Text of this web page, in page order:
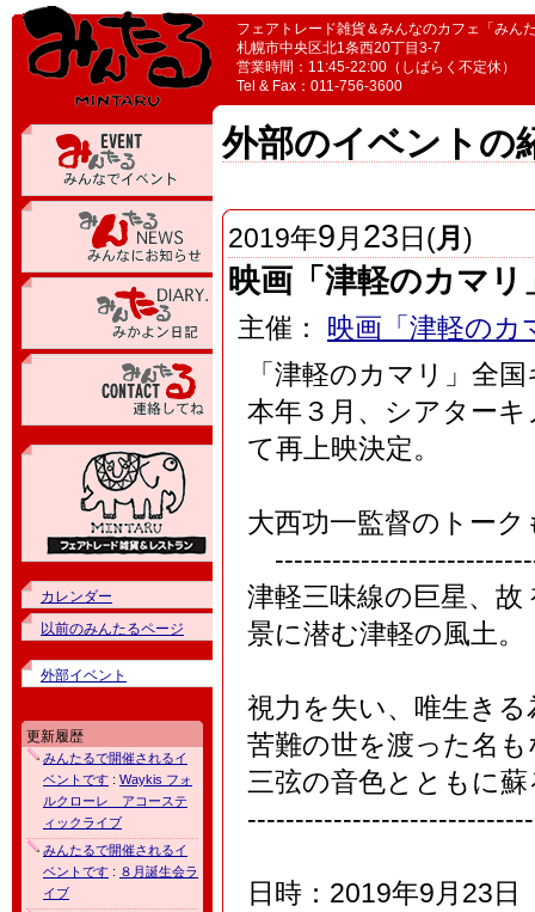
フェアトレード雑貨＆みんなのカフェ「みん
札幌市中央区北1条西20丁目3-7
営業時間：11:45-22:00（しばらく不定休）
Tel & Fax：011-756-3600
カレンダー
以前のみんたるページ
外部イベント
更新履歴
みんたるで開催されるイ
ベントです : Waykis フォ
ルクローレ アコーステ
ィックライブ
みんたるで開催されるイ
ベントです : ８月誕生会ラ
イブ
外部のイベントの
2019年9月 23日(月 )
映画「津軽のカマ
主催： 映画「津軽のカ
「津軽のカマリ」全
本年３月、シアター
て再上映決定。
大西功一監督のトー
津軽三味線の巨星、
景に潜む津軽の風土。
視力を失い、唯生き
苦難の世を渡った名
三弦の音色とともに
日時：2019年9月